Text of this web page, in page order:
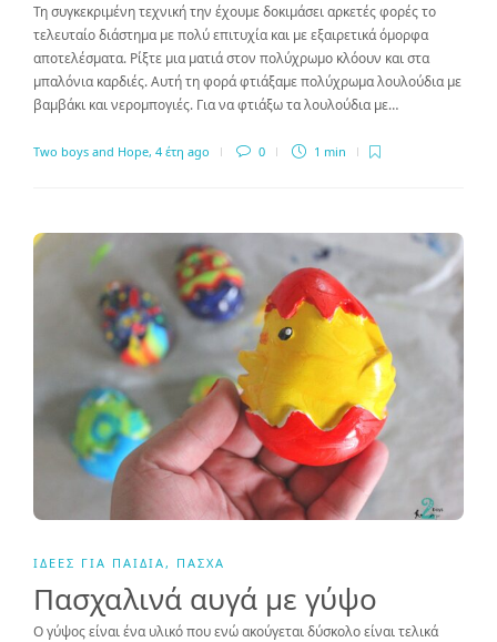
Τη συγκεκριμένη τεχνική την έχουμε δοκιμάσει αρκετές φορές το
τελευταίο διάστημα με πολύ επιτυχία και με εξαιρετικά όμορφα
αποτελέσματα. Ρίξτε μια ματιά στον πολύχρωμο κλόουν και στα
μπαλόνια καρδιές. Αυτή τη φορά φτιάξαμε πολύχρωμα λουλούδια με
βαμβάκι και νερομπογιές. Για να φτιάξω τα λουλούδια με…
Two boys and Hope, 4 έτη ago 0 1 min
ΙΔΈΕΣ ΓΙΑ ΠΑΙΔΙΆ , ΠΆΣΧΑ
Πασχαλινά αυγά με γύψο
Ο γύψος είναι ένα υλικό που ενώ ακούγεται δύσκολο είναι τελικά